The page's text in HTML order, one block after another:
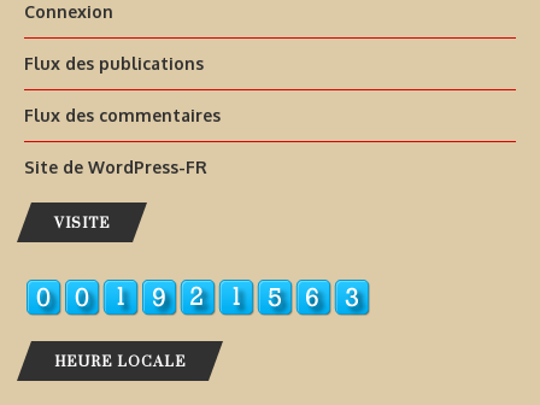
Connexion
Flux des publications
Flux des commentaires
Site de WordPress-FR
VISITE
HEURE LOCALE